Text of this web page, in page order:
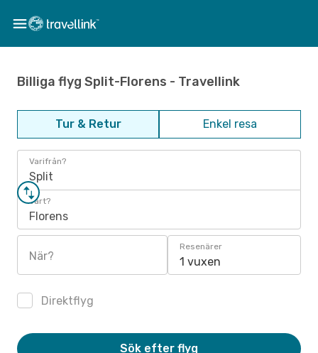
Billiga flyg Split-Florens - Travellink
Tur & Retur Enkel resa
Varifrån?
Split
Vart?
Florens
När?
Resenärer
1 vuxen
Direktflyg
Sök efter flyg